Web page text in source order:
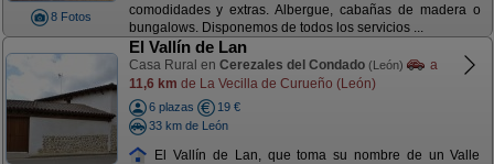
8 Fotos
comodidades y extras. Albergue, cabañas de madera o
bungalows. Disponemos de todos los servicios ...
El Vallín de Lan
Casa Rural en Cerezales del Condado (León)
a
11,6 km de La Vecilla de Curueño (León)
6 plazas
19 €
33 km de León
El Vallín de Lan, que toma su nombre de un Valle